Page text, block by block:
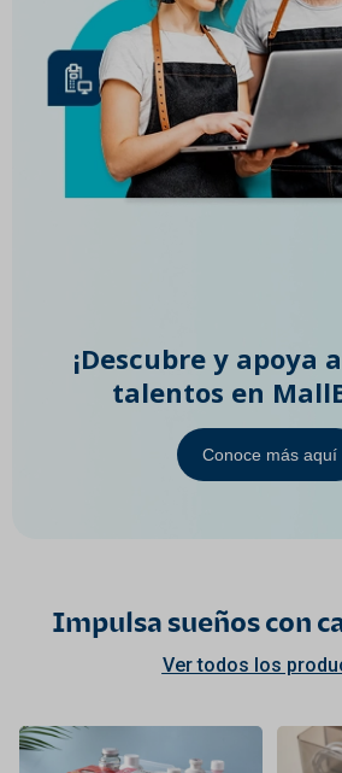
¡Descubre y apoya
talentos en
Conoce más aquí
Impulsa sueños con
Ver todos los